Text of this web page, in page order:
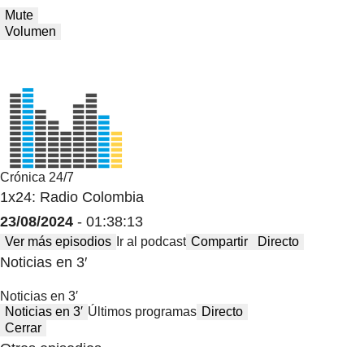
Mute
Volumen
Crónica 24/7
1x24: Radio Colombia
23/08/2024 - 01:38:13
Ver más episodios Ir al podcast Compartir Directo
Noticias en 3′
Noticias en 3′
Noticias en 3′ Últimos programas Directo
Cerrar